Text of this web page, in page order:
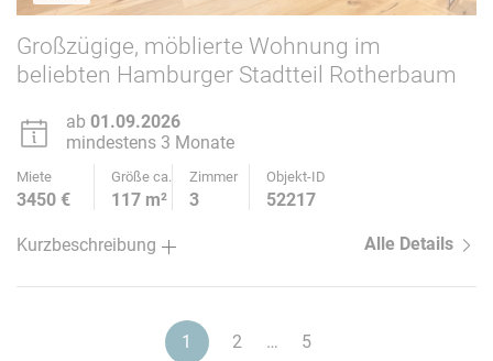
Großzügige, möblierte Wohnung im
beliebten Hamburger Stadtteil Rotherbaum
ab 01.09.2026
mindestens 3 Monate
Miete Größe ca. Zimmer Objekt-ID
3450 € 117 m² 3 52217
Kurzbeschreibung Alle Details
1 2 … 5